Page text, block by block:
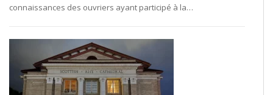
connaissances des ouvriers ayant participé à la…